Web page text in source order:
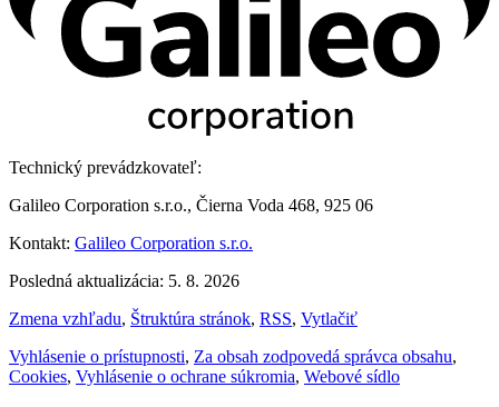
Technický prevádzkovateľ:
Galileo Corporation s.r.o., Čierna Voda 468, 925 06
Kontakt: Galileo Corporation s.r.o.
Posledná aktualizácia: 5. 8. 2026
Zmena vzhľadu, Štruktúra stránok, RSS, Vytlačiť
Vyhlásenie o prístupnosti, Za obsah zodpovedá správca obsahu,
Cookies, Vyhlásenie o ochrane súkromia, Webové sídlo